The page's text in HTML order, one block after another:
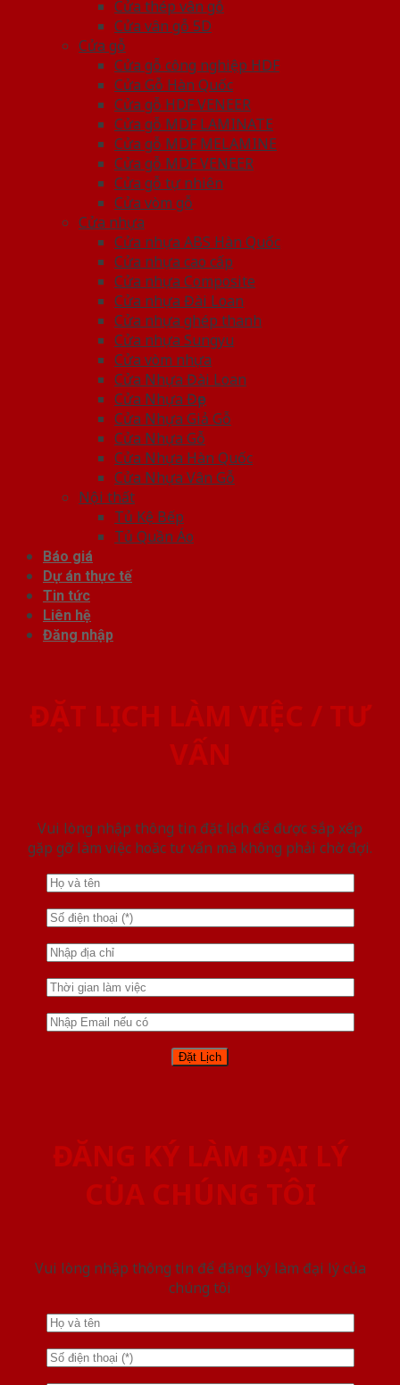
Cửa thép vân gỗ
Cửa vân gỗ 5D
Cửa gỗ
Cửa gỗ công nghiệp HDF
Cửa Gỗ Hàn Quốc
Cửa gỗ HDF VENEER
Cửa gỗ MDF LAMINATE
Cửa gỗ MDF MELAMINE
Cửa gỗ MDF VENEER
Cửa gỗ tự nhiên
Cửa vòm gỗ
Cửa nhựa
Cửa nhựa ABS Hàn Quốc
Cửa nhựa cao cấp
Cửa nhựa Composite
Cửa nhựa Đài Loan
Cửa nhựa ghép thanh
Cửa nhựa Sungyu
Cửa vòm nhựa
Cửa Nhựa Đài Loan
Cửa Nhựa Đẹp
Cửa Nhựa Giả Gỗ
Cửa Nhựa Gỗ
Cửa Nhựa Hàn Quốc
Cửa Nhựa Vân Gỗ
Nội thất
Tủ Kệ Bếp
Tủ Quần Áo
Báo giá
Dự án thực tế
Tin tức
Liên hệ
Đăng nhập
ĐẶT LỊCH LÀM VIỆC / TƯ
VẤN
Vui lòng nhập thông tin đặt lịch để được sắp xếp
gặp gỡ làm việc hoăc tư vấn mà không phải chờ đợi.
ĐĂNG KÝ LÀM ĐẠI LÝ
CỦA CHÚNG TÔI
Vui lòng nhập thông tin để đăng ký làm đại lý của
chúng tôi